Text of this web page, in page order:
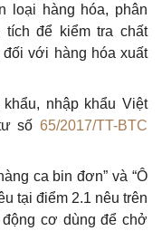
loại hàng hóa, phân
để kiểm tra chất
với hàng hóa xuất
nhập khẩu Việt
số 65/2017/TT-BTC
ca bin đơn” và “Ô
tại điểm 2.1 nêu trên
động cơ dùng đểchở